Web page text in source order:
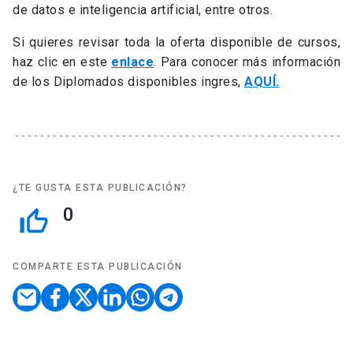
de datos e inteligencia artificial, entre otros.
Si quieres revisar toda la oferta disponible de cursos,
haz clic en este enlace. Para conocer más información
de los Diplomados disponibles ingres, AQUÍ.
¿TE GUSTA ESTA PUBLICACIÓN?
thumb_up_off_alt 0
COMPARTE ESTA PUBLICACIÓN